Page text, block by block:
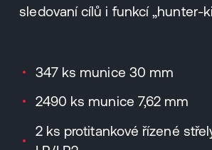
sledovaní cílů i funkcí „hunter-
347 ks munice 30 mm
2490 ks munice 7,62 mm
2 ks protitankové řízené